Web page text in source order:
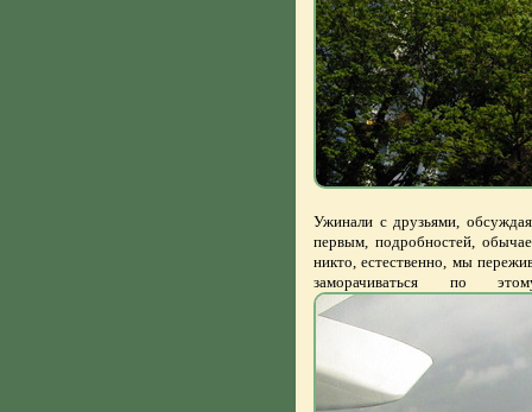
Ужинали с друзьями,
первым, подробностей,
никто, естественно, мы
заморачиваться по